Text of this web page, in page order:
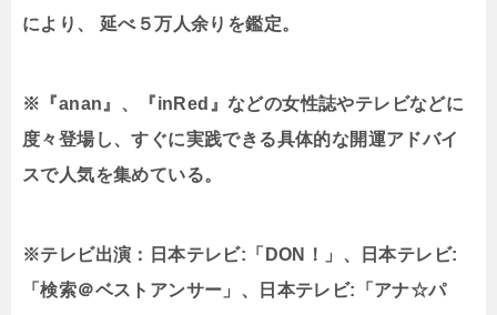
により、 延べ５万人余りを鑑定。
※『anan』、『inRed』などの女性誌やテレビなどに
度々登場し、すぐに実践できる具体的な開運アドバイ
スで人気を集めている。
※テレビ出演：日本テレビ:「DON！」、日本テレビ:
「検索＠ベストアンサー」、日本テレビ:「アナ☆パ